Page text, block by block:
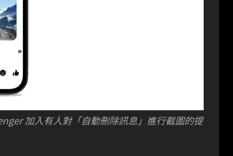
加入有人對「自動刪除訊息」進行截圖的提